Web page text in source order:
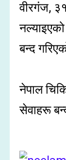
वीरगंज,
बन्द
नेपाल
सेवाहरू